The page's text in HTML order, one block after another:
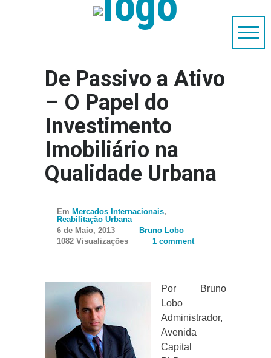
De Passivo a Ativo
– O Papel do
Investimento
Imobiliário na
Qualidade Urbana
Em Mercados Internacionais,
Reabilitação Urbana
6 de Maio, 2013
Bruno Lobo
1082 Visualizações
1 comment
Por Bruno
Lobo
Administrador,
Avenida
Capital